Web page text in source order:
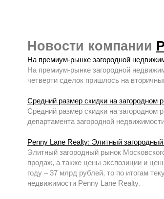
Новости компании
На премиум-рынке загородной
На премиум-рынке загородной
четверти сделок пришлось на
Средний размер скидки на загородном
Средний размер скидки на загородном
департамента загородной
Penny Lane Realty: Элитный
Элитный загородный рынок
продаж, а также цены экспозиции и
году – 37 млрд рублей, то по итогам
недвижимости Penny Lane Realty.